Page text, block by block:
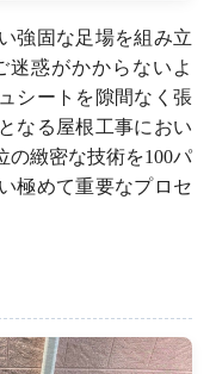
強固な足場を組み立
迷惑がかからないよ
シートを隙間なく張
なる屋根工事におい
の緻密な技術を100パ
極めて重要なプロセ